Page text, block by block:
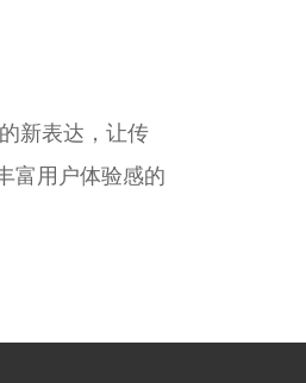
新表达，让传
富用户体验感的